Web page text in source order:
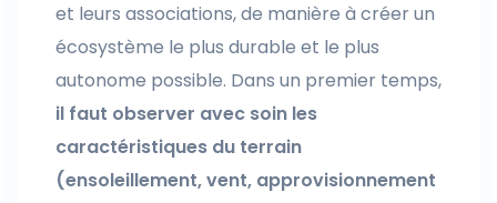
et leurs associations, de manière à créer un
écosystème le plus durable et le plus
autonome possible. Dans un premier temps,
il faut observer avec soin les
caractéristiques du terrain
(ensoleillement, vent, approvisionnement